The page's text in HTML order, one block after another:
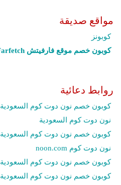
مواقع صديقة
كوبونز
كوبون خصم موقع فارفيتش Farfetch‎
روابط دعائية
كوبون خصم نون دوت كوم السعودية 2019
نون دوت كوم السعودية
كوبون خصم نون دوت كوم السعودية
نون دوت كوم noon.com
كوبون خصم نون دوت كوم السعودية
كوبون خصم نون دوت كوم السعودية